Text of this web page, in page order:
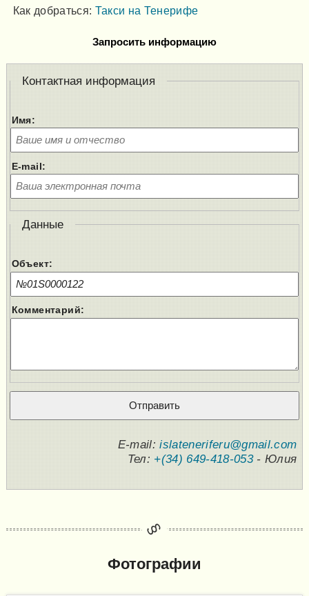
Как добраться: Такси на Тенерифе
Запросить информацию
Контактная информация
Имя:
E-mail:
Данные
Объект:
Комментарий:
E-mail:islateneriferu@gmail.com
Тел: +(34) 649-418-053- Юлия
Фотографии